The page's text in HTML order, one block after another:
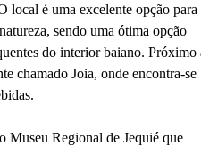
local é uma excelente opção para
sendo uma ótima opção
do interior baiano. Próximo
chamado Joia, onde encontra-se
Museu Regional de Jequié que